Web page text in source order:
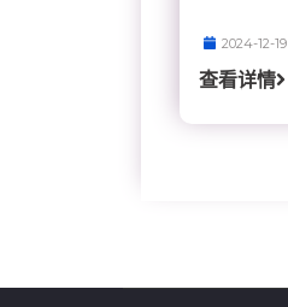
2024-12-19
查看详情